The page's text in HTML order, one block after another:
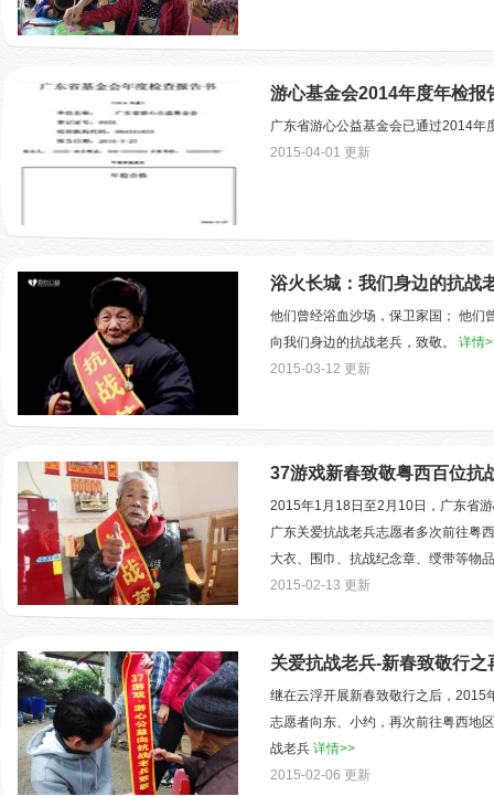
游心基金会2014年度年检报
广东省游心公益基金会已通过2014年
2015-04-01 更新
浴火长城：我们身边的抗战
他们曾经浴血沙场，保卫家国； 他们
向我们身边的抗战老兵，致敬。 详情
2015-03-12 更新
37游戏新春致敬粤西百位抗
2015年1月18日至2月10日，广东省
广东关爱抗战老兵志愿者多次前往粤
大衣、围巾、抗战纪念章、绶带等物
2015-02-13 更新
关爱抗战老兵-新春致敬行之
继在云浮开展新春致敬行之后，2015
志愿者向东、小约，再次前往粤西地
战老兵 详情>>
2015-02-06 更新